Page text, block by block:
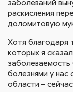
заболеваний
раскисления
доломитовую
Хотя благодаря
которых я
заболеваемость
болезнями у нас
области –